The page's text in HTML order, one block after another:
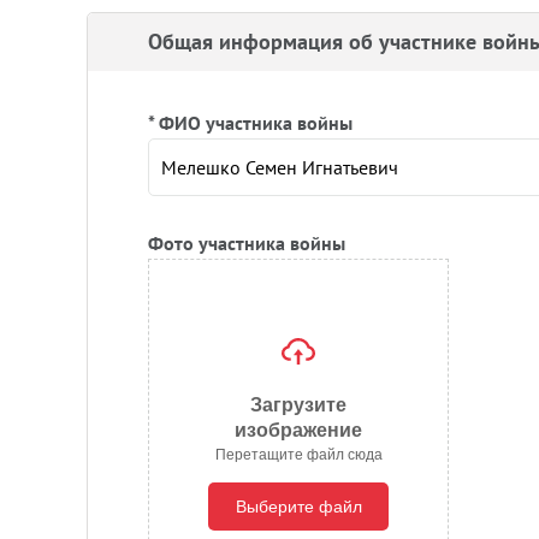
Общая информация об участнике
* ФИО участника войны
Фото участника войны
Загрузите
изображение
Перетащите файл сюда